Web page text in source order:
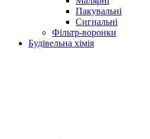
Пакувальні
Сигнальні
Фільтр-воронки
Будівельна хімія